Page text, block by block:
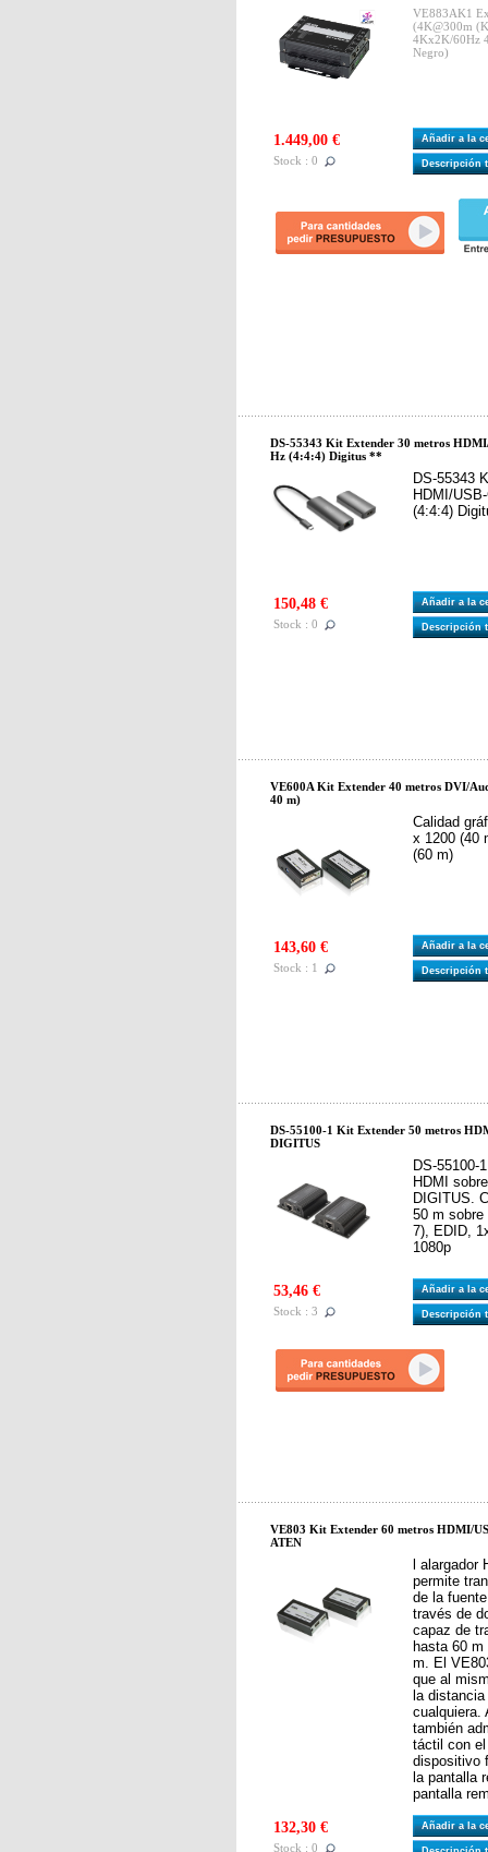
VE883AK1
(4K@300m
4Kx2K/60Hz
Negro)
1.449,00 €
Stock : 0
Añadir a la
Descripción
DS-55343 Kit Extender 30 metros
Hz (4:4:4) Digitus **
DS-55343
HDMI/
(4:4:4)
150,48 €
Stock : 0
Añadir a la
Descripción
VE600A Kit Extender 40 metros DVI/
40 m)
Calidad
x 1200 (40
(60 m)
143,60 €
Stock : 1
Añadir a la
Descripción
DS-55100-1 Kit Extender 50 metros
DIGITUS
DS-55100-
HDMI
DIGITUS.
50 m sobre
7), EDID,
1080p
53,46 €
Stock : 3
Añadir a la
Descripción
VE803 Kit Extender 60 metros HDMI/
ATEN
l
permite
de la
través de
capaz de
hasta 60
m. El
que al
la
cualquiera.
también
táctil con el
dispositivo
la pantalla
pantalla
132,30 €
Stock : 0
Añadir a la